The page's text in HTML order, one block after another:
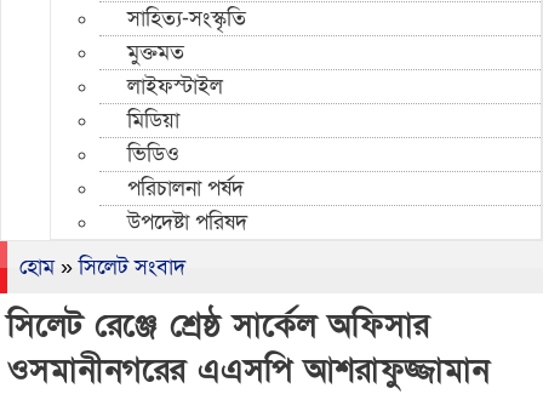
সাহিত্য-সংস্কৃতি
মুক্তমত
লাইফস্টাইল
মিডিয়া
ভিডিও
পরিচালনা পর্ষদ
উপদেষ্টা পরিষদ
হোম»সিলেট সংবাদ
সিলেট রেঞ্জে শ্রেষ্ঠ সার্কেল অফিসার
ওসমানীনগরের এএসপি আশরাফুজ্জামান